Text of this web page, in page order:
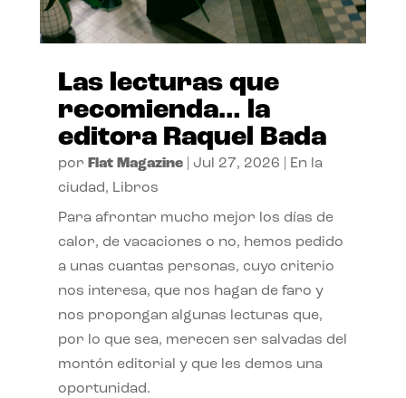
Las lecturas que
recomienda… la
editora Raquel Bada
por Flat Magazine| Jul 27, 2026
En la
ciudad, Libros
Para afrontar mucho mejor los días de
calor, de vacaciones o no, hemos pedido
a unas cuantas personas, cuyo criterio
nos interesa, que nos hagan de faro y
nos propongan algunas lecturas que,
por lo que sea, merecen ser salvadas del
montón editorial y que les demos una
oportunidad.